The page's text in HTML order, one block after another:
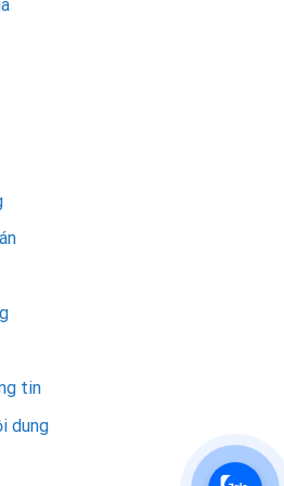
giúp card màn hình hoạt động
tin
dung